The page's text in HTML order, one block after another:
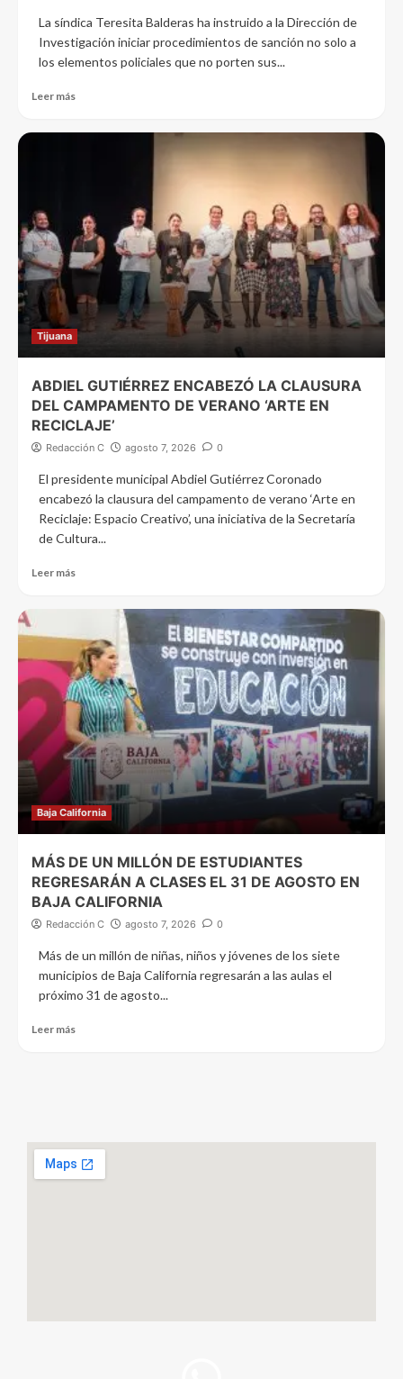
La síndica Teresita Balderas ha instruido a la Dirección de
Investigación iniciar procedimientos de sanción no solo a
los elementos policiales que no porten sus...
Leer más
Tijuana
ABDIEL GUTIÉRREZ ENCABEZÓ LA CLAUSURA
DEL CAMPAMENTO DE VERANO ‘ARTE EN
RECICLAJE’
Redacción C agosto 7, 2026 0
El presidente municipal Abdiel Gutiérrez Coronado
encabezó la clausura del campamento de verano ‘Arte en
Reciclaje: Espacio Creativo’, una iniciativa de la Secretaría
de Cultura...
Leer más
Baja California
MÁS DE UN MILLÓN DE ESTUDIANTES
REGRESARÁN A CLASES EL 31 DE AGOSTO EN
BAJA CALIFORNIA
Redacción C agosto 7, 2026 0
Más de un millón de niñas, niños y jóvenes de los siete
municipios de Baja California regresarán a las aulas el
próximo 31 de agosto...
Leer más